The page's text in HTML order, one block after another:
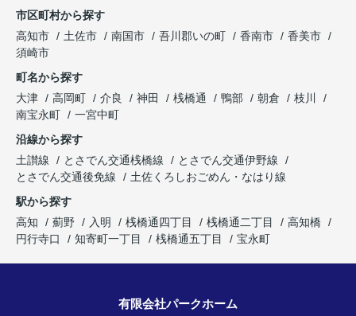
市区町村から探す
高知市
土佐市 南国市 吾川郡いの町 香南市
香美市
須崎市
町名から探す
大津
高岡町 介良 神田 桟橋通 鴨部 朝倉
枝川
南宝永町
一宮中町
沿線から探す
土讃線
とさでん交通桟橋線
とさでん交通伊野線
とさでん交通後免線
土佐くろしおごめん・なはり線
駅から探す
高知
薊野 入明 桟橋通四丁目 桟橋通二丁目
高知橋
円行寺口
知寄町一丁目 桟橋通五丁目 宝永町
有限会社パークホーム